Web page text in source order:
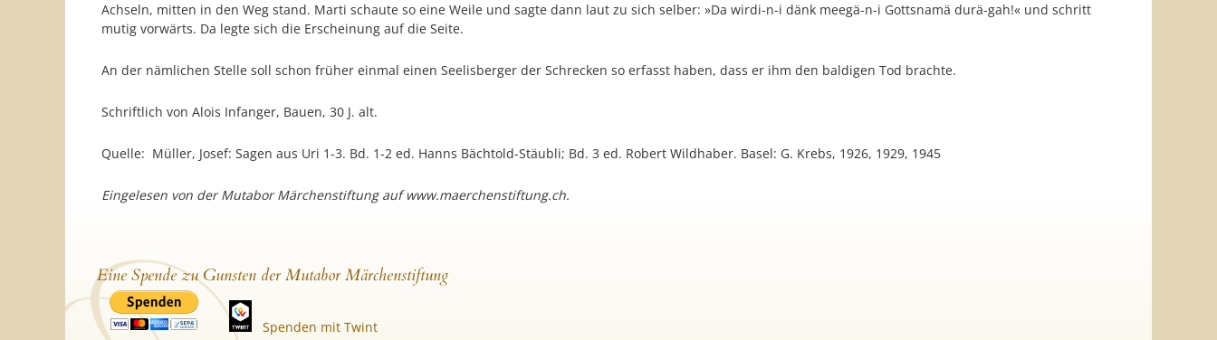
Achseln, mitten in den Weg stand. Marti schaute so eine Weile und sagte dann laut zu sich selber: »Da wirdi-n-i dänk meegä-n-i Gottsnamä durä-gah!« und schritt
mutig vorwärts. Da legte sich die Erscheinung auf die Seite.
An der nämlichen Stelle soll schon früher einmal einen Seelisberger der Schrecken so erfasst haben, dass er ihm den baldigen Tod brachte.
Schriftlich von Alois Infanger, Bauen, 30 J. alt.
Quelle: Müller, Josef: Sagen aus Uri 1-3. Bd. 1-2 ed. Hanns Bächtold-Stäubli; Bd. 3 ed. Robert Wildhaber. Basel: G. Krebs, 1926, 1929, 1945
Eingelesen von der Mutabor Märchenstiftung auf www.maerchenstiftung.ch.
Eine Spende zu Gunsten der Mutabor Märchenstiftung
Spenden mit Twint